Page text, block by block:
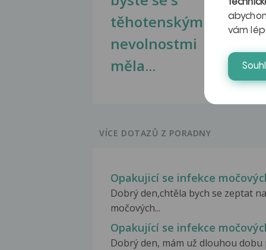
těhotenskými
nevolnostmi
měla...
VÍCE DOTAZŮ Z PORADNY
Opakujicí se infekce
Dobrý den,chtěla bych se zeptat
močových...
Opakující se infekce
Dobrý den, mám už dlouhou
vám